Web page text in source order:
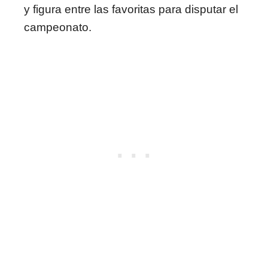
y figura entre las favoritas para disputar el
campeonato.